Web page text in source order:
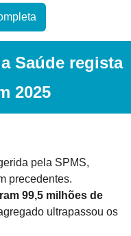
Saúde regista
2025
pela SPMS,
99,5 milhões de
ultrapassou os